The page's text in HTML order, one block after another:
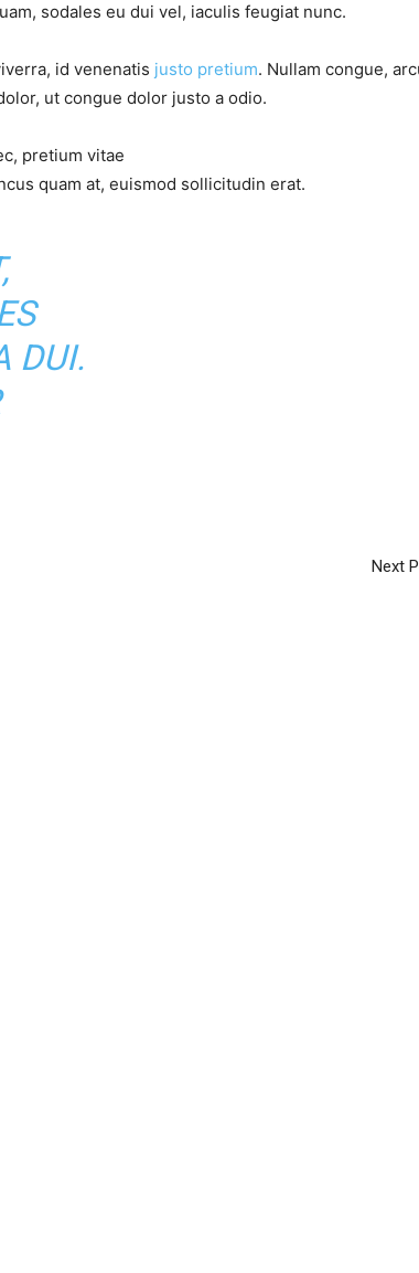
sodales eu dui vel, iaculis feugiat nunc.
id venenatis justo pretium. Nullam congue,
ut congue dolor justo a odio.
pretium vitae
quam at, euismod sollicitudin erat.
DUI.
Next